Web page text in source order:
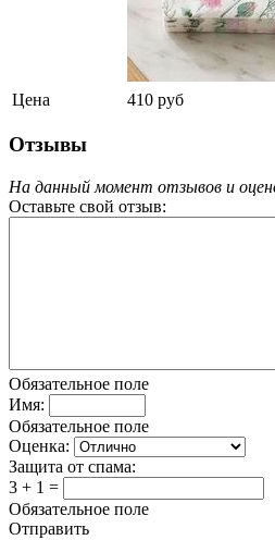
Цена 410 руб
Отзывы
На данный момент отзывов и
Оставьте свой отзыв:
Обязательное поле
Имя:
Обязательное поле
Оценка:
Защита от спама:
3 + 1 =
Обязательное поле
Отправить